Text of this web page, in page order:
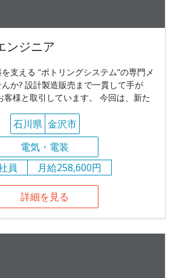
ンジニア
支える “ボトリングシステム”の専門メ
か? 設計製造販売まで一貫して手が
客様と取引しています。 今回は、新た
石川県 金沢市
電気・電装
員
月給258,600円
詳細を見る